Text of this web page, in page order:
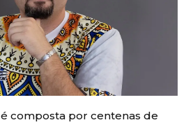
é composta por centenas de